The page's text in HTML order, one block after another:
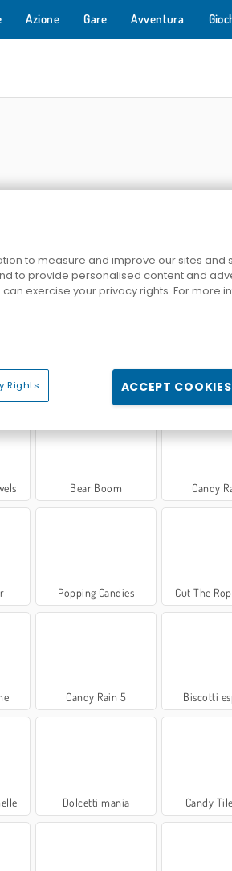
Azione Gare Avventura
Cookie Land Match Arena
Back to Candyland 4: giardino goloso Mahjong Sweet
Bear Boom Candy
Popping Candies Cut The
Candy Rain 5 Biscotti
Dolcetti mania Candy
to measure and improve our sites and
to provide personalised content and
exercise your privacy rights. For more
Rights ACCEPT COOKIES